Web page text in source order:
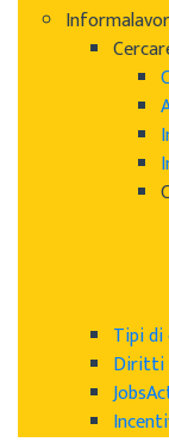
Tipi
Diritti